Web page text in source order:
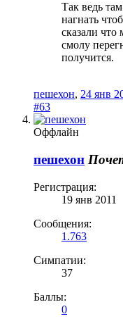
Так ведь
нагнать
сказали что
смолу
получится.
пешехон, 24 янв
#63
Оффлайн
пешехон
Регистрация:
19 янв 2011
Сообщения:
1.763
Симпатии:
37
Баллы:
0